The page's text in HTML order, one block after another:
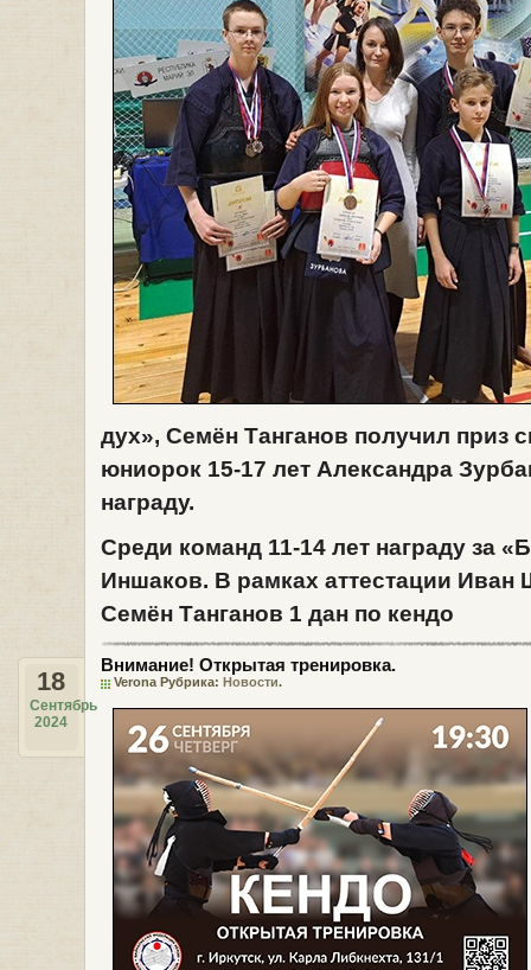
дух», Семён Танганов получил приз
юниорок 15-17 лет Александра
награду.
Среди команд 11-14 лет награду за
Иншаков. В рамках аттестации Иван
Семён Танганов 1 дан по кендо
Внимание! Открытая тренировка.
Verona Рубрика: Новости.
18
Сентябрь
2024